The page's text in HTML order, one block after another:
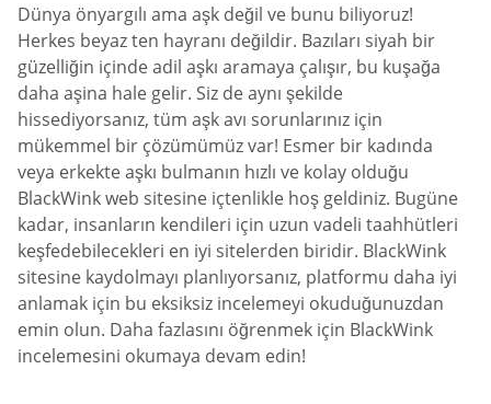
Dünya önyargılı ama aşk değil ve bunu biliyoruz!
Herkes beyaz ten hayranı değildir. Bazıları siyah bir
güzelliğin içinde adil aşkı aramaya çalışır, bu kuşağa
daha aşina hale gelir. Siz de aynı şekilde
hissediyorsanız, tüm aşk avı sorunlarınız için
mükemmel bir çözümümüz var! Esmer bir kadında
veya erkekte aşkı bulmanın hızlı ve kolay olduğu
BlackWink web sitesine içtenlikle hoş geldiniz. Bugüne
kadar, insanların kendileri için uzun vadeli taahhütleri
keşfedebilecekleri en iyi sitelerden biridir. BlackWink
sitesine kaydolmayı planlıyorsanız, platformu daha iyi
anlamak için bu eksiksiz incelemeyi okuduğunuzdan
emin olun. Daha fazlasını öğrenmek için BlackWink
incelemesini okumaya devam edin!